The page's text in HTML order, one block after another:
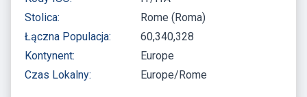
Stolica:
Rome (Roma)
Łączna Populacja:
60,340,328
Kontynent:
Europe
Czas Lokalny:
Europe/Rome